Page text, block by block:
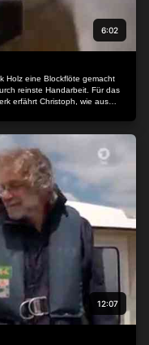
6:02
Holz eine Blockflöte gemacht
reinste Handarbeit. Für das
erfährt Christoph, wie aus
12:07